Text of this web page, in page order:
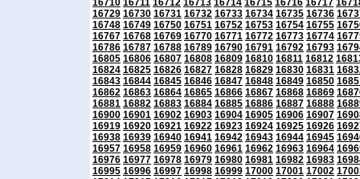
16710 16711 16712 16713 16714 16715 16716 16717
16729 16730 16731 16732 16733 16734 16735 16736
16748 16749 16750 16751 16752 16753 16754 16755
16767 16768 16769 16770 16771 16772 16773 16774
16786 16787 16788 16789 16790 16791 16792 16793
16805 16806 16807 16808 16809 16810 16811 16812
16824 16825 16826 16827 16828 16829 16830 16831
16843 16844 16845 16846 16847 16848 16849 16850
16862 16863 16864 16865 16866 16867 16868 16869
16881 16882 16883 16884 16885 16886 16887 16888
16900 16901 16902 16903 16904 16905 16906 16907
16919 16920 16921 16922 16923 16924 16925 16926
16938 16939 16940 16941 16942 16943 16944 16945
16957 16958 16959 16960 16961 16962 16963 16964
16976 16977 16978 16979 16980 16981 16982 16983
16995 16996 16997 16998 16999 17000 17001 17002